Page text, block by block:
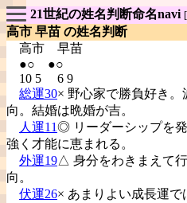
21世紀の姓名判断命名navi [
高市 早苗 の姓名判断
高市 早苗
●○ ●○
10 5 6 9
総運30× 野心家で勝負好き
向。結婚は晩婚が吉。
人運11◎ リーダーシップを
強く才能に恵まれる。
外運19△ 身分をわきまえて
向。
伏運26× あまりよい成長運で